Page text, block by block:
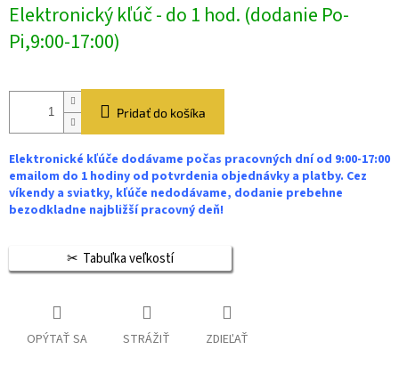
cena:
Elektronický kľúč - do 1 hod. (dodanie Po-
Pi,9:00-17:00)
Pridať do košíka
Elektronické kľúče dodávame počas pracovných dní od 9:00-17:00
emailom do 1 hodiny od potvrdenia objednávky a platby. Cez
víkendy a sviatky, kľúče nedodávame, dodanie prebehne
bezodkladne najbližší pracovný deň!
Tabuľka veľkostí
OPÝTAŤ SA STRÁŽIŤ ZDIEĽAŤ